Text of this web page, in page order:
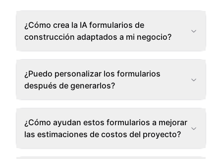
¿Cómo crea la IA formularios de
construcción adaptados a mi negocio?
¿Puedo personalizar los formularios
después de generarlos?
¿Cómo ayudan estos formularios a mejorar
las estimaciones de costos del proyecto?